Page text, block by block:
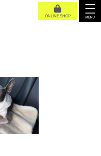
ONLINE SHOP